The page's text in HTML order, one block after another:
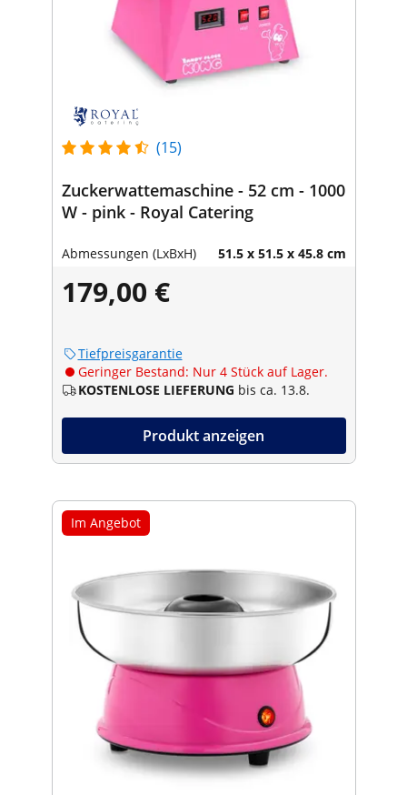
(15)
Zuckerwattemaschine - 52 cm - 1000
W - pink - Royal Catering
Abmessungen (LxBxH) 51.5 x 51.5 x 45.8 cm
179,00 €
Tiefpreisgarantie
Geringer Bestand: Nur 4 Stück auf Lager.
KOSTENLOSE LIEFERUNG bis ca. 13.8.
Produkt anzeigen
Im Angebot